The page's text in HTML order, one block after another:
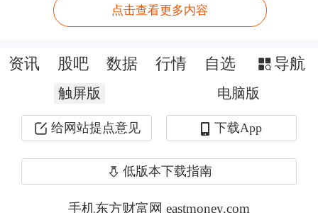
过结构性货币政策工具（如再贷款）鼓
是监管部门推动LPR（贷款市场报价利
率）下行，带动消费贷款利率整体下
降；三是各地政府联合金融机构发放消
费补贴或贴息，降低居民实际负担。
“银行也推出一系列举措：一是推出专
点击查看更多内容
资讯 股吧 数据 行情 自选 导航
触屏版 电脑版
给网站提点意见 下载App
低版本下载指南
手机东方财富网 eastmoney.com